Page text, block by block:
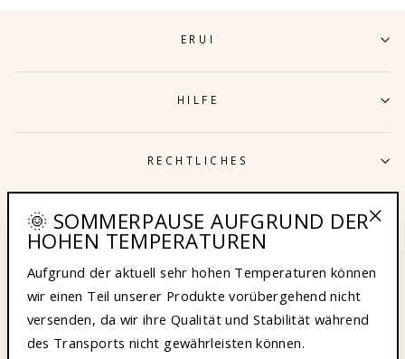
ERUI
HILFE
RECHTLICHES
LUST AUF 10% RABATT?
KUNDENSERVICE
DEINE VORTEILE
🌞 SOMMERPAUSE AUFGRUND DER
HOHEN TEMPERATUREN
Aufgrund der aktuell sehr hohen Temperaturen können
wir einen Teil unserer Produkte vorübergehend nicht
versenden, da wir ihre Qualität und Stabilität während
des Transports nicht gewährleisten können.